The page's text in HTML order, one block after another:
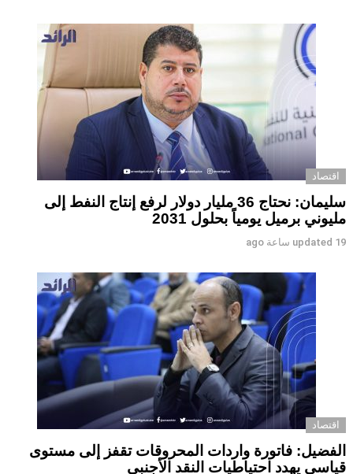
اقتصاد
سليمان: نحتاج 36 مليار دولار لرفع إنتاج النفط إلى
مليوني برميل يومياً بحلول 2031
updated 19 ساعة ago
اقتصاد
الفضيل: فاتورة واردات المحروقات تقفز إلى مستوى
قياسي يهدد احتياطيات النقد الأجنبي